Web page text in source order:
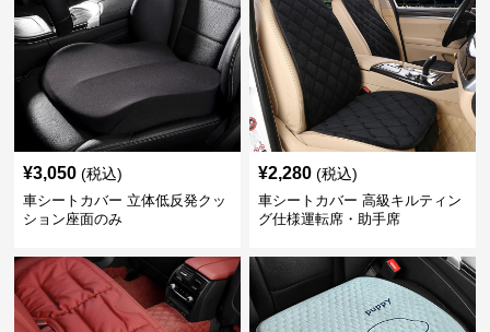
¥3,050 (税込)
車シートカバー 立体低反発クッ
ション座面のみ
¥2,280 (税込)
車シートカバー 高級キルティン
グ仕様運転席・助手席